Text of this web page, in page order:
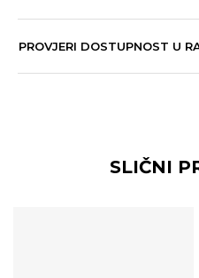
PROVJERI DOSTUPNOST U
SLIČNI